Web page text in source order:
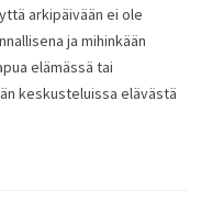
arkipäivään ei ole
ja mihinkään
elämässä tai
keskusteluissa elävästä